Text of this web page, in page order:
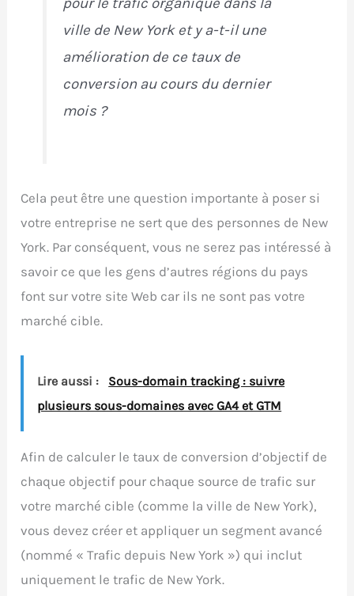
pour le trafic organique dans la
ville de New York et y a-t-il une
amélioration de ce taux de
conversion au cours du dernier
mois ?
Cela peut être une question importante à poser si
votre entreprise ne sert que des personnes de New
York. Par conséquent, vous ne serez pas intéressé à
savoir ce que les gens d’autres régions du pays
font sur votre site Web car ils ne sont pas votre
marché cible.
Lire aussi :
Sous-domain tracking : suivre
plusieurs sous-domaines avec GA4 et GTM
Afin de calculer le taux de conversion d’objectif de
chaque objectif pour chaque source de trafic sur
votre marché cible (comme la ville de New York),
vous devez créer et appliquer un segment avancé
(nommé « Trafic depuis New York ») qui inclut
uniquement le trafic de New York.